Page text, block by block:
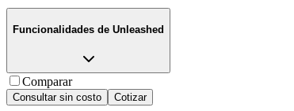
Funcionalidades de Unleashed
Comparar
Consultar sin costo Cotizar